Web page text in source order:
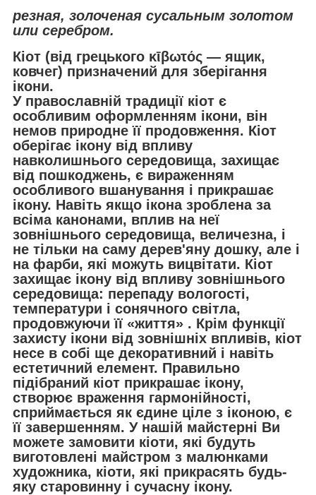
резная, золоченая сусальным золотом
или серебром.
Кіот (від грецького κῑβωτός — ящик,
ковчег) призначений для зберігання
ікони.
У православній традиції кіот є
особливим оформленням ікони, він
немов природне її продовження. Кіот
оберігає ікону від впливу
навколишнього середовища, захищає
від пошкоджень, є вираженням
особливого вшанування і прикрашає
ікону. Навіть якщо ікона зроблена за
всіма канонами, вплив на неї
зовнішнього середовища, величезна, і
не тільки на саму дерев'яну дошку, але і
на фарби, які можуть вицвітати. Кіот
захищає ікону від впливу зовнішнього
середовища: перепаду вологості,
температури і сонячного світла,
продовжуючи її «життя» . Крім функції
захисту ікони від зовнішніх впливів, кіот
несе в собі ще декоративний і навіть
естетичний елемент. Правильно
підібраний кіот прикрашає ікону,
створює враження гармонійності,
сприймається як єдине ціле з іконою, є
її завершенням. У нашій майстерні Ви
можете замовити кіоти, які будуть
виготовлені майстром з малюнками
художника, кіоти, які прикрасять будь-
яку старовинну і сучасну ікону.